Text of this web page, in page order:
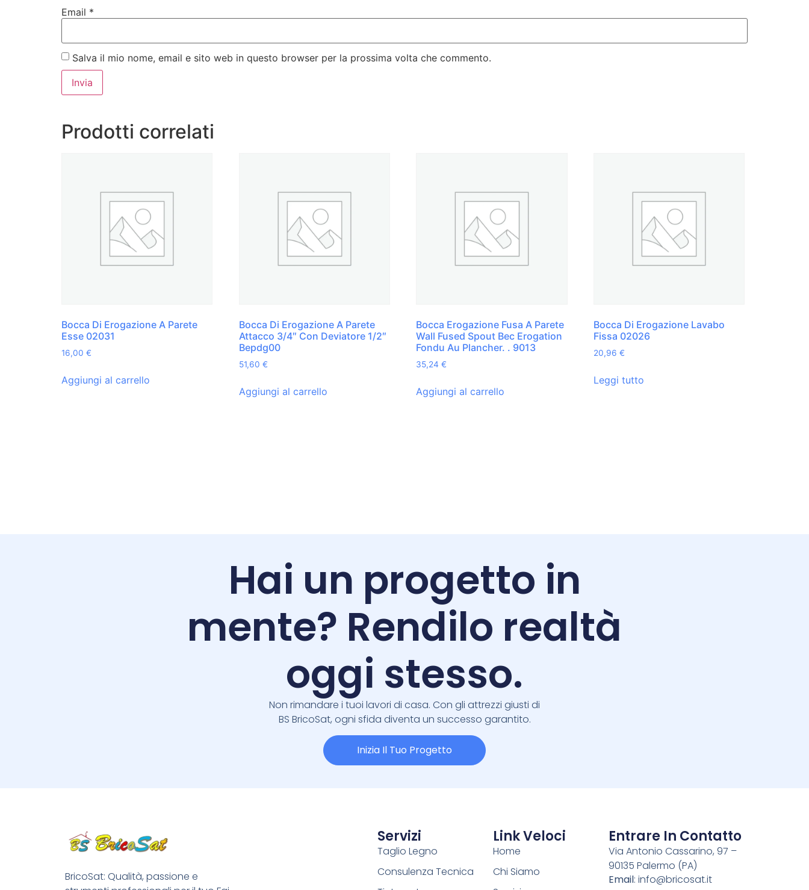
Email *
Salva il mio nome, email e sito web in questo browser per la prossima volta che commento.
Prodotti correlati
Bocca Di Erogazione A Parete
Esse 02031
16,00 €
Aggiungi al carrello
Bocca Di Erogazione A Parete
Attacco 3/4″ Con Deviatore 1/2″
Bepdg00
51,60 €
Aggiungi al carrello
Bocca Erogazione Fusa A Parete
Wall Fused Spout Bec Erogation
Fondu Au Plancher. . 9013
35,24€
Aggiungi al carrello
Bocca Di Erogazione Lavabo
Fissa 02026
20,96€
Leggi tutto
Hai un progetto in
mente? Rendilo realtà
oggi stesso.
Non rimandare i tuoi lavori di casa. Con gli attrezzi giusti di
BS BricoSat, ogni sfida diventa un successo garantito.
Inizia Il Tuo Progetto
BricoSat: Qualità, passione e
Servizi
Taglio Legno
Consulenza Tecnica
Link Veloci
Home
Chi Siamo
Entrare In Contatto
Via Antonio Cassarino, 97 –
90135 Palermo (PA)
Email: info@bricosat.it